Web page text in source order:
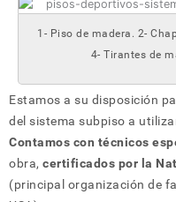
1- Piso de madera. 2-
4- Tirantes de
Estamos a su disposición
del sistema subpiso a
Contamos con técnicos
obra, certificados por la
(principal organización de